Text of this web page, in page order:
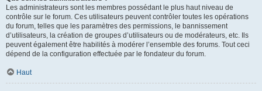
Les administrateurs sont les membres possédant le plus haut niveau de
contrôle sur le forum. Ces utilisateurs peuvent contrôler toutes les opérations
du forum, telles que les paramètres des permissions, le bannissement
d’utilisateurs, la création de groupes d’utilisateurs ou de modérateurs, etc. Ils
peuvent également être habilités à modérer l’ensemble des forums. Tout ceci
dépend de la configuration effectuée par le fondateur du forum.
Haut